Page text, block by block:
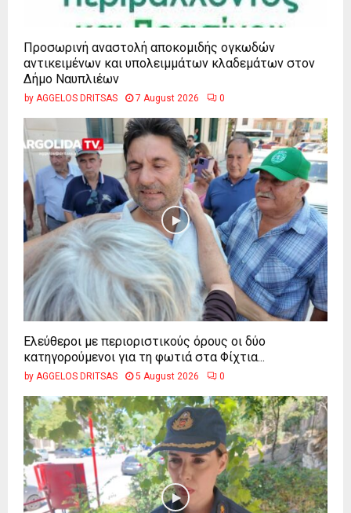
Προσωρινή αναστολή αποκομιδής ογκωδών
αντικειμένων και υπολειμμάτων κλαδεμάτων στον
Δήμο Ναυπλιέων
by AGGELOS DRITSAS 7 August 2026 0
Ελεύθεροι με περιοριστικούς όρους οι δύο
κατηγορούμενοι για τη φωτιά στα Φίχτια...
by AGGELOS DRITSAS 5 August 2026 0